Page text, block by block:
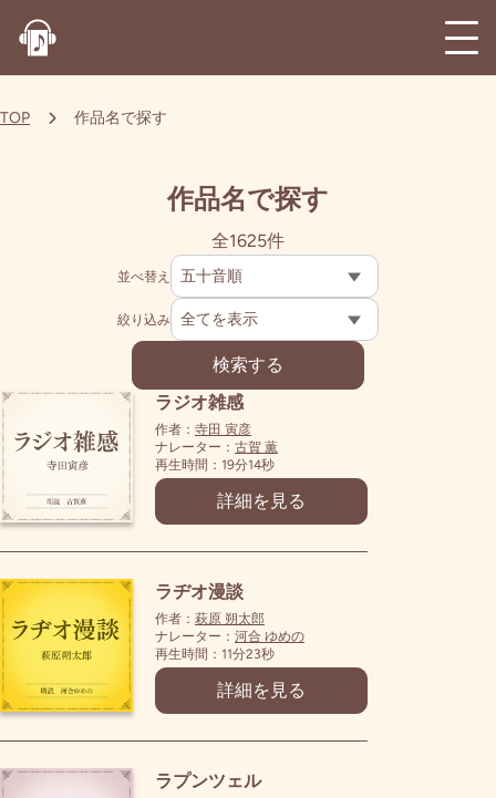
TOP 作品名で探す
作品名で探す
全1625件
並べ替え
絞り込み
検索する
ラジオ雑感
作者： 寺田 寅彦
ナレーター： 古賀 薫
再生時間：19分14秒
詳細を見る
ラヂオ漫談
作者： 萩原 朔太郎
ナレーター： 河合 ゆめの
再生時間：11分23秒
詳細を見る
ラプンツェル